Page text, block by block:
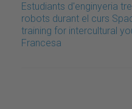
Estudiants d'enginyeria
robots durant el curs
training for intercultural
Francesa